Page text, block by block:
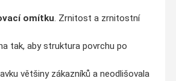
omítku. Zrnitost a zrnitostní
tak, aby struktura povrchu po
většiny zákazníků a neodlišovala